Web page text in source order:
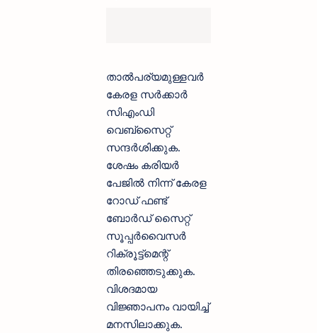
താല്‍പര്യമുള്ളവര്‍
കേരള സര്‍ക്കാര്‍
സിഎംഡി
വെബ്‌സൈറ്റ്
സന്ദര്‍ശിക്കുക.
ശേഷം കരിയര്‍
പേജില്‍ നിന്ന് കേരള
റോഡ് ഫണ്ട്
ബോര്‍ഡ് സെെറ്റ്
സൂപ്പര്‍വൈസര്‍
റിക്രൂട്ട്‌മെന്റ്
തിരഞ്ഞെടുക്കുക.
വിശദമായ
വിജ്ഞാപനം വായിച്ച്
മനസിലാക്കുക.